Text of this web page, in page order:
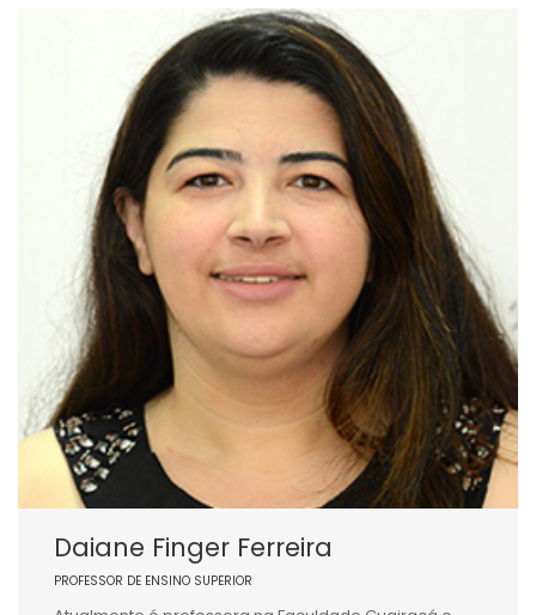
Daiane Finger Ferreira
PROFESSOR DE ENSINO SUPERIOR